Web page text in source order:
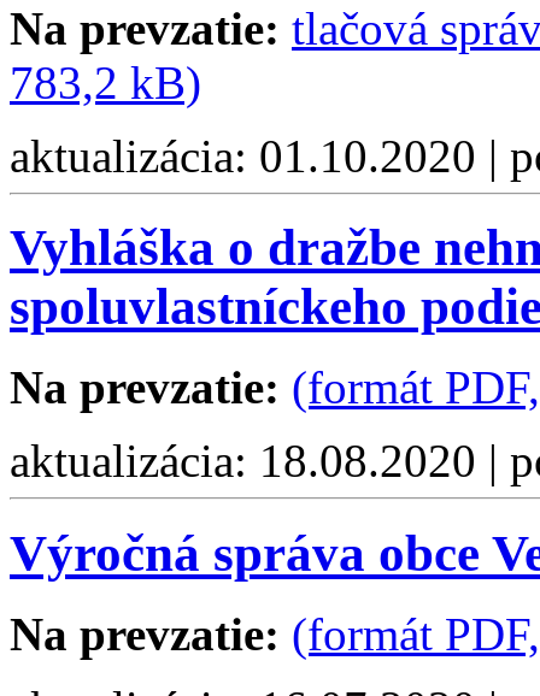
Na prevzatie: tlačová
783,2 kB)
aktualizácia: 01.10.2020 |
Vyhláška o dražbe
spoluvlastníckeho
Na prevzatie: (formát
aktualizácia: 18.08.2020 |
Výročná správa obce
Na prevzatie: (formát